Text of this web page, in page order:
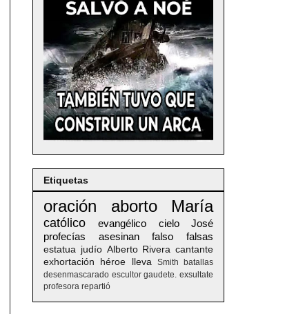
Etiquetas
oración aborto María
católico evangélico cielo
José
profecías
asesinan falso falsas
estatua judío Alberto Rivera cantante
exhortación
héroe lleva Smith
batallas
desenmascarado escultor gaudete. exsultate
profesora repartió